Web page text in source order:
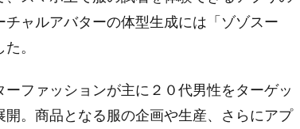
ャルアバターの体型生成には「ゾゾスー
。
ファッションが主に２０代男性をターゲッ
。商品となる服の企画や生産、さらにアプ